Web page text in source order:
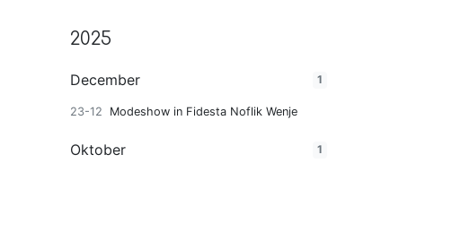
2025
December 1
23-12 Modeshow in Fidesta Noflik Wenje
Oktober 1